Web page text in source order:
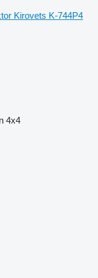
Kirovets K-744P4
4x4